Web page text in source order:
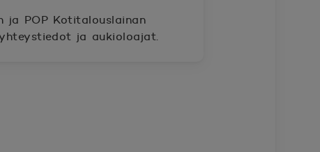
ja POP Kotitalouslainan
ja aukioloajat.